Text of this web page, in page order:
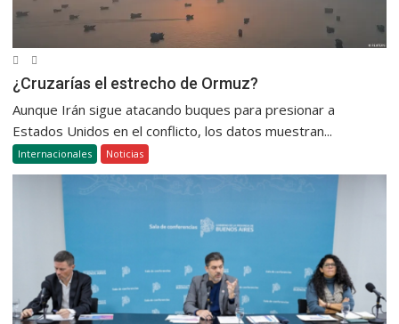
¿Cruzarías el estrecho de Ormuz?
Aunque Irán sigue atacando buques para presionar a
Estados Unidos en el conflicto, los datos muestran...
Internacionales Noticias